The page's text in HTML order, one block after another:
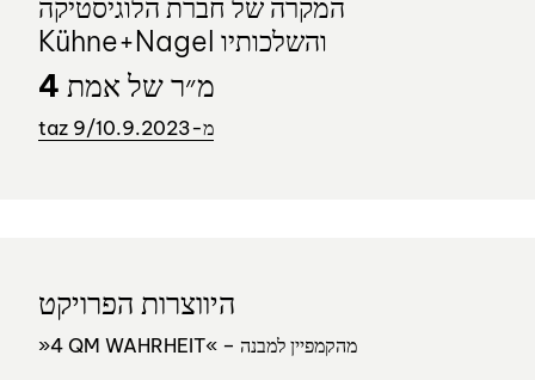
המקרה של חברת הלוגיסטיקה
Kühne+Nagel והשלכותיו
4 מ״ר של אמת
taz מ-9/10.9.2023
היווצרות הפרויקט
»4 QM WAHRHEIT« – מהקמפיין למבנה